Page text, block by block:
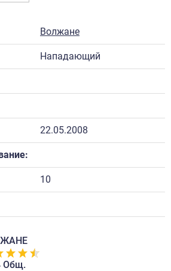
Волжане
Нападающий
22.05.2008
10
Общ.